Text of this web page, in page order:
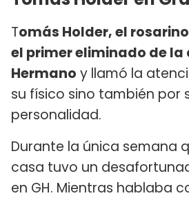
Tomás Holder, el
el primer eliminado de la
Hermano y llamó la
su físico sino también por
personalidad.
Durante la única semana
casa tuvo un
en GH. Mientras hablaba